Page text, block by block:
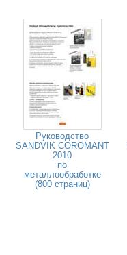
Руководство
SANDVIK COROMANT
2010
по
металлообработке
(800 страниц)